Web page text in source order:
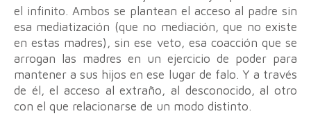
el infinito. Ambos se plantean el acceso al padre sin
esa mediatización (que no mediación, que no existe
en estas madres), sin ese veto, esa coacción que se
arrogan las madres en un ejercicio de poder para
mantener a sus hijos en ese lugar de falo. Y a través
de él, el acceso al extraño, al desconocido, al otro
con el que relacionarse de un modo distinto.